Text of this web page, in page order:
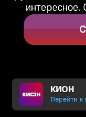
КИОН
Перейти